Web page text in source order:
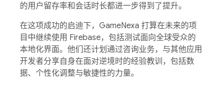
的用户留存率和会话时长都进一步得到了提升。
在这项成功的启迪下，GameNexa 打算在未来的项
目中继续使用 Firebase，包括测试面向全球受众的
本地化界面。他们还计划通过咨询业务，与其他应用
开发者分享自身在面对逆境时的经验教训，包括数
据、个性化调整与敏捷性的力量。